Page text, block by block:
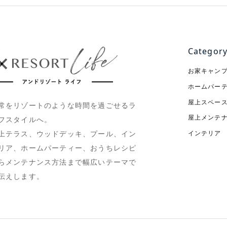
をリゾートのような時間を過ごせるラ
スタイルへ。
テラス、ウッドデッキ、プール、イン
ア、ホームパーティー、おうちレシピ
メンテナンス方法まで幅広いテーマで
えします。
Category
お家キャン
ホームパー
屋上スペー
屋上メンテ
インテリア